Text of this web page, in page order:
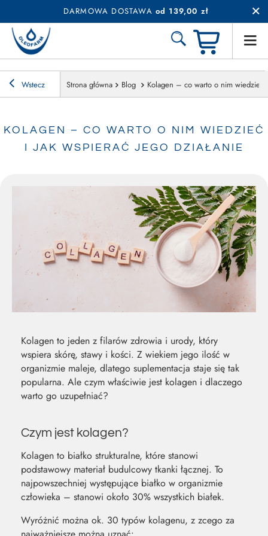
DARMOWA DOSTAWA od 139,00 zł
Wstecz Strona główna Blog Kolagen – co warto o nim wiedzieć
MOC Z
NATURY
KOLAGEN – CO WARTO O NIM WIEDZIEĆ
I JAK WSPIERAĆ JEGO DZIAŁANIE
Kolagen to jeden z filarów zdrowia i urody, który
wspiera skórę, stawy i kości. Z wiekiem jego ilość w
organizmie maleje, dlatego suplementacja staje się tak
popularna. Ale czym właściwie jest kolagen i dlaczego
warto go uzupełniać?
Czym jest kolagen?
Kolagen to białko strukturalne, które stanowi
podstawowy materiał budulcowy tkanki łącznej. To
najpowszechniej występujące białko w organizmie
człowieka – stanowi około 30% wszystkich białek.
Wyróżnić można ok. 30 typów kolagenu, z zcego za